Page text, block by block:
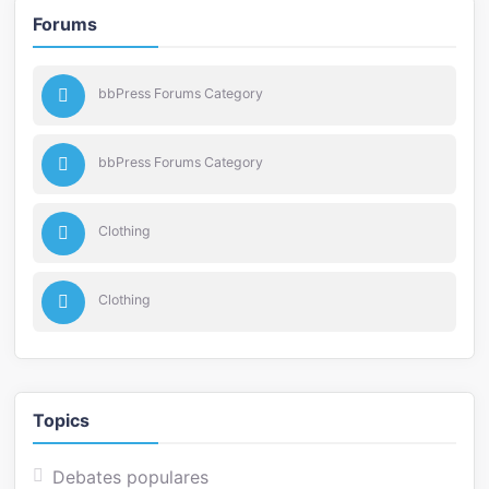
Forums
bbPress Forums Category
bbPress Forums Category
Clothing
Clothing
Topics
Debates populares